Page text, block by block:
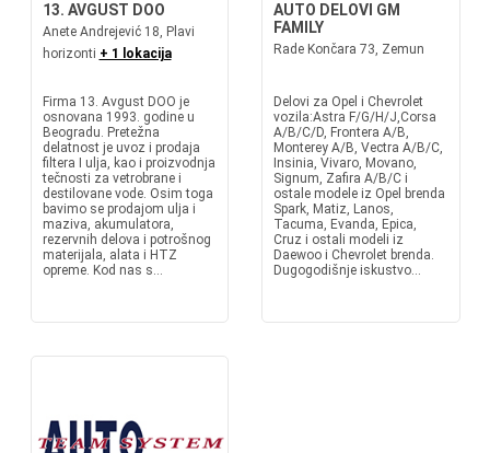
13. AVGUST DOO
Anete Andrejević 18, Plavi
horizonti + 1 lokacija
Firma 13. Avgust DOO je
osnovana 1993. godine u
Beogradu. Pretežna
delatnost je uvoz i prodaja
filtera I ulja, kao i proizvodnja
tečnosti za vetrobrane i
destilovane vode. Osim toga
bavimo se prodajom ulja i
maziva, akumulatora,
rezervnih delova i potrošnog
materijala, alata i HTZ
opreme. Kod nas s...
AUTO DELOVI GM
FAMILY
Rade Končara 73, Zemun
Delovi za Opel i Chevrolet
vozila:Astra F/G/H/J,Corsa
A/B/C/D, Frontera A/B,
Monterey A/B, Vectra A/B/C,
Insinia, Vivaro, Movano,
Signum, Zafira A/B/C i
ostale modele iz Opel brenda
Spark, Matiz, Lanos,
Tacuma, Evanda, Epica,
Cruz i ostali modeli iz
Daewoo i Chevrolet brenda.
Dugogodišnje iskustvo...